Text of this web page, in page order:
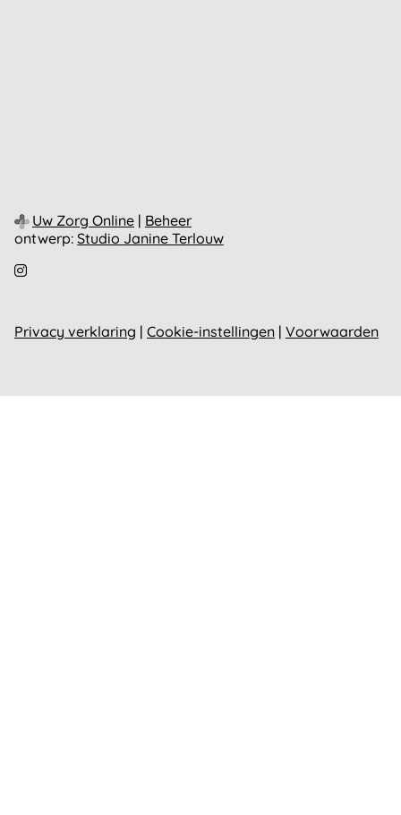
Uw Zorg Online | Beheer
ontwerp: Studio Janine Terlouw
Bezoek
pagina
Privacy verklaring | Cookie-instellingen | Voorwaarden